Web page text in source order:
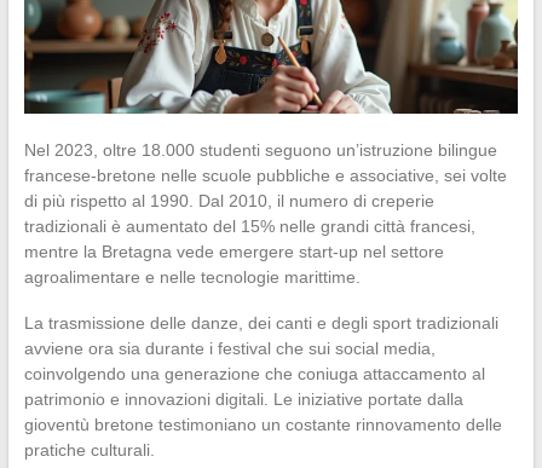
Nel 2023, oltre 18.000 studenti seguono un’istruzione bilingue
francese-bretone nelle scuole pubbliche e associative, sei volte
di più rispetto al 1990. Dal 2010, il numero di creperie
tradizionali è aumentato del 15% nelle grandi città francesi,
mentre la Bretagna vede emergere start-up nel settore
agroalimentare e nelle tecnologie marittime.
La trasmissione delle danze, dei canti e degli sport tradizionali
avviene ora sia durante i festival che sui social media,
coinvolgendo una generazione che coniuga attaccamento al
patrimonio e innovazioni digitali. Le iniziative portate dalla
gioventù bretone testimoniano un costante rinnovamento delle
pratiche culturali.